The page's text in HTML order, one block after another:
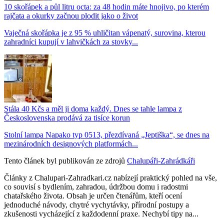
10 skořápek a půl litru octa: za 48 hodin máte hnojivo, po kterém
rajčata a okurky začnou plodit jako o život
Vaječná skořápka je z 95 % uhličitan vápenatý, surovina, kterou
zahradníci kupují v lahvičkách za stovky...
Stála 40 Kčs a měl ji doma každý. Dnes se tahle lampa z
Československa prodává za tisíce korun
Stolní lampa Napako typ 0513, přezdívaná „Jeptiška“, se dnes na
mezinárodních designových platformách...
Tento článek byl publikován ze zdrojů Chalupáři-Zahrádkáři
Články z Chalupari-Zahradkari.cz nabízejí praktický pohled na vše,
co souvisí s bydlením, zahradou, údržbou domu i radostmi
chatařského života. Obsah je určen čtenářům, kteří ocení
jednoduché návody, chytré vychytávky, přírodní postupy a
zkušenosti vycházející z každodenní praxe. Nechybí tipy na...